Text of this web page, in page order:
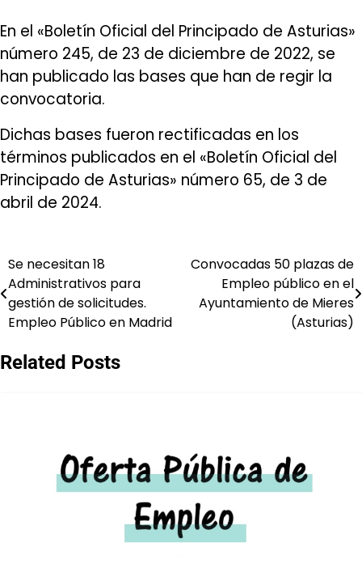
En el «Boletín Oficial del Principado de Asturias»
número 245, de 23 de diciembre de 2022, se
han publicado las bases que han de regir la
convocatoria.
Dichas bases fueron rectificadas en los
términos publicados en el «Boletín Oficial del
Principado de Asturias» número 65, de 3 de
abril de 2024.
Navegación
de
entradas
Se necesitan 18
Administrativos para
gestión de solicitudes.
Empleo Público en Madrid
Convocadas 50 plazas de
Empleo público en el
Ayuntamiento de Mieres
(Asturias)
Related Posts